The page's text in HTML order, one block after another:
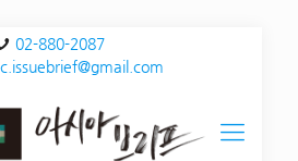
02-880-2087